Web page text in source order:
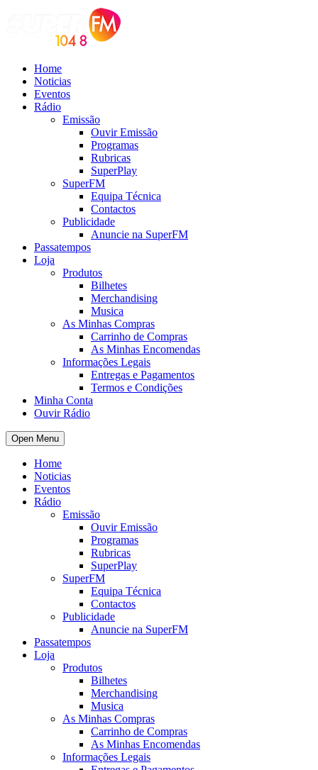
Home
Noticias
Eventos
Rádio
Emissão
Ouvir Emissão
Programas
Rubricas
SuperPlay
SuperFM
Equipa Técnica
Contactos
Publicidade
Anuncie na SuperFM
Passatempos
Loja
Produtos
Bilhetes
Merchandising
Musica
As Minhas Compras
Carrinho de Compras
As Minhas Encomendas
Informações Legais
Entregas e Pagamentos
Termos e Condições
Minha Conta
Ouvir Rádio
Open Menu
Home
Noticias
Eventos
Rádio
Emissão
Ouvir Emissão
Programas
Rubricas
SuperPlay
SuperFM
Equipa Técnica
Contactos
Publicidade
Anuncie na SuperFM
Passatempos
Loja
Produtos
Bilhetes
Merchandising
Musica
As Minhas Compras
Carrinho de Compras
As Minhas Encomendas
Informações Legais